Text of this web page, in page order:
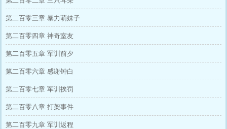
第二百零三章 暴力萌妹子
第二百零四章 神奇室友
第二百零五章 军训前夕
第二百零六章 感谢钟白
第二百零七章 军训挨罚
第二百零八章 打架事件
第二百零九章 军训返程